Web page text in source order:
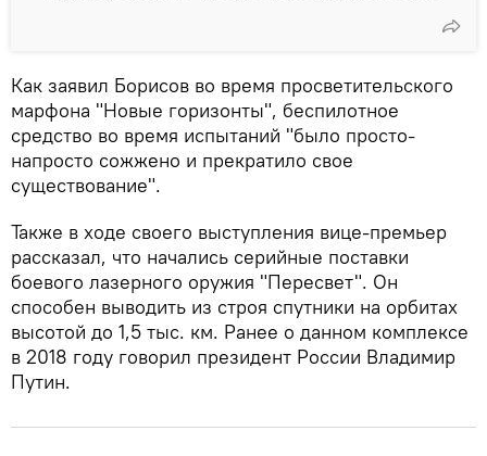
Как заявил Борисов во время просветительского
марфона "Новые горизонты", беспилотное
средство во время испытаний "было просто-
напросто сожжено и прекратило свое
существование".
Также в ходе своего выступления вице-премьер
рассказал, что начались серийные поставки
боевого лазерного оружия "Пересвет". Он
способен выводить из строя спутники на орбитах
высотой до 1,5 тыс. км. Ранее о данном комплексе
в 2018 году говорил президент России Владимир
Путин.